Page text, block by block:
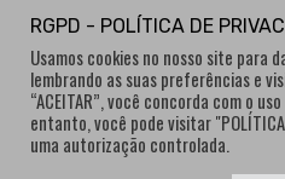
e-newvation tem o
Ano”, o prémio de
consumidores.
RGPD - POLÍTICA DE
Usamos cookies no nosso site para
lembrando as suas preferências e
“ACEITAR”, você concorda com o
entanto, você pode visitar
uma autorização controlada.